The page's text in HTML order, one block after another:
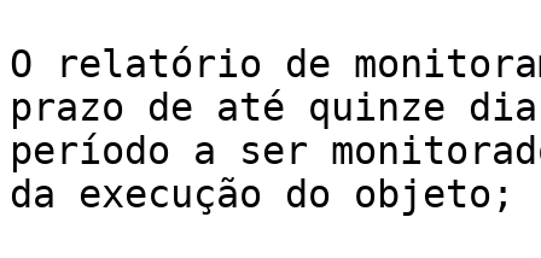
O relatório de
prazo de até quinze
período a ser
da execução do objeto;